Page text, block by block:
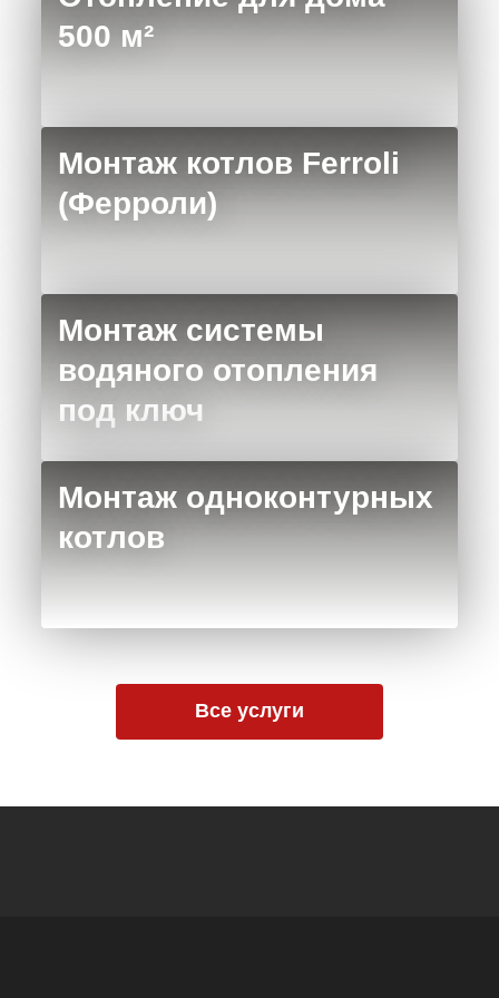
500 м²
Монтаж котлов Ferroli
(Ферроли)
Монтаж системы
водяного отопления
под ключ
Монтаж одноконтурных
котлов
Все услуги